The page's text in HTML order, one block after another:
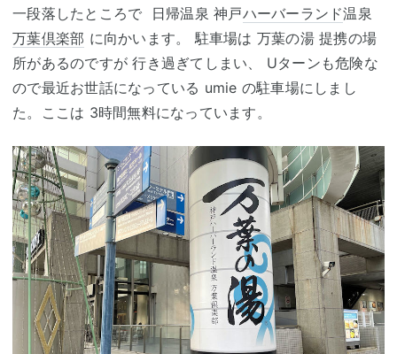
一段落したところで 日帰温泉 神戸ハーバーランド温泉
万葉倶楽部 に向かいます。 駐車場は 万葉の湯 提携の場
所があるのですが 行き過ぎてしまい、 Uターンも危険な
ので最近お世話になっている umie の駐車場にしまし
た。ここは 3時間無料になっています。